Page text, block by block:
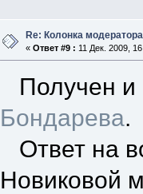
Re: Колонка модератора
« Ответ #9 : 11 Дек. 2009,
Получен и
Бондарева.
Ответ на
Новиковой